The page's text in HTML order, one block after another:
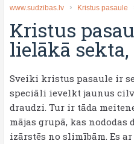
www.sudzibas.lv Kristus pasaule
Kristus
lielākā
Sveiki kristus pasaule ir
speciāli ievelkt jaunus
draudzi. Tur ir tāda
mājas grupā, kas
izārstēs no slimībām. Es